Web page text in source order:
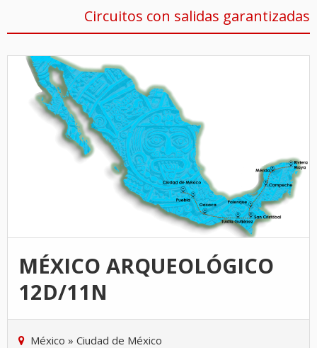
Circuitos con salidas garantizadas
MÉXICO ARQUEOLÓGICO
12D/11N
México » Ciudad de México